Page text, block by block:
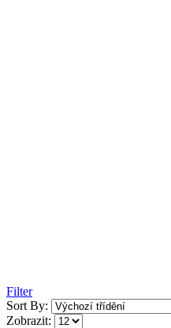
Filter
Sort By:
Zobrazit: